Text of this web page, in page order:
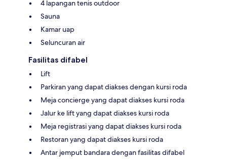
4 lapangan tenis outdoor
Sauna
Kamar uap
Seluncuran air
Fasilitas difabel
Lift
Parkiran yang dapat diakses dengan kursi roda
Meja concierge yang dapat diakses kursi roda
Jalur ke lift yang dapat diakses kursi roda
Meja registrasi yang dapat diakses kursi roda
Restoran yang dapat diakses kursi roda
Antar jemput bandara dengan fasilitas difabel